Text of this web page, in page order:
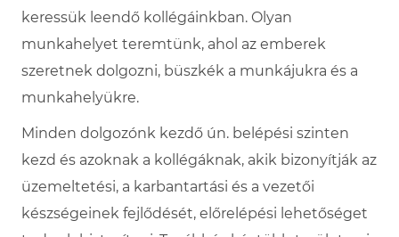
keressük leendő kollégáinkban. Olyan
munkahelyet teremtünk, ahol az emberek
szeretnek dolgozni, büszkék a munkájukra és a
munkahelyükre.
Minden dolgozónk kezdő ún. belépési szinten
kezd és azoknak a kollégáknak, akik bizonyítják az
üzemeltetési, a karbantartási és a vezetői
készségeinek fejlődését, előrelépési lehetőséget